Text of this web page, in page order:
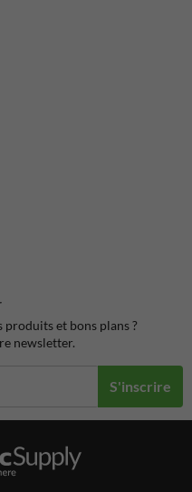
et bons plans ?
newsletter.
S'inscrire